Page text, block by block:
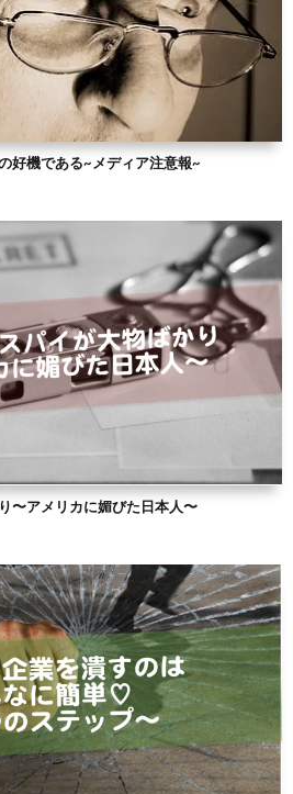
好機である~メディア注意報~
〜アメリカに媚びた日本人〜